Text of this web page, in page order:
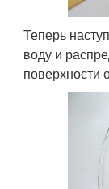
Теперь
воду и
поверхности